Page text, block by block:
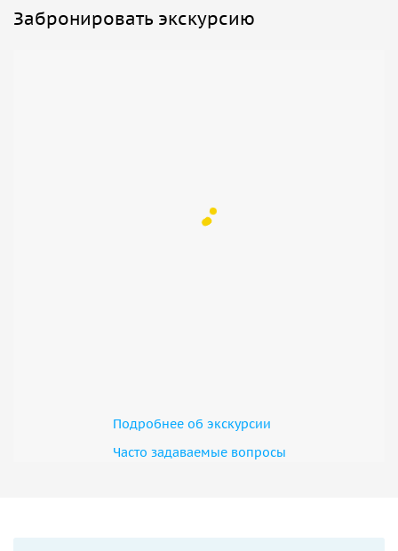
Забронировать экскурсию
Подробнее об экскурсии
Часто задаваемые вопросы